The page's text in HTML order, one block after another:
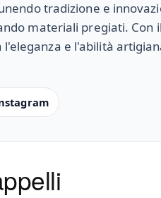
tradizione e
materiali pregiati. Con
e l'abilità